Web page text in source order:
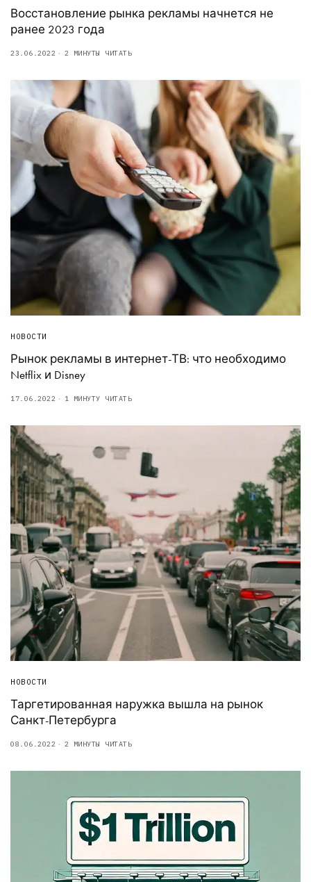
Восстановление рынка рекламы начнется не
ранее 2023 года
23.06.2022 2 МИНУТЫ ЧИТАТЬ
НОВОСТИ
Рынок рекламы в интернет-ТВ: что необходимо
Netflix и Disney
17.06.2022 1 МИНУТУ ЧИТАТЬ
НОВОСТИ
Таргетированная наружка вышла на рынок
Санкт-Петербурга
08.06.2022 2 МИНУТЫ ЧИТАТЬ